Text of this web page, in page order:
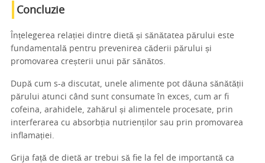
Concluzie
Înțelegerea relației dintre dietă și sănătatea părului este
fundamentală pentru prevenirea căderii părului și
promovarea creșterii unui păr sănătos.
După cum s-a discutat, unele alimente pot dăuna sănătății
părului atunci când sunt consumate în exces, cum ar fi
cofeina, arahidele, zahărul și alimentele procesate, prin
interferarea cu absorbția nutrienților sau prin promovarea
inflamației.
Grija față de dietă ar trebui să fie la fel de importantă ca